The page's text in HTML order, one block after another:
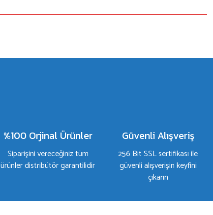
%100 Orjinal Ürünler
Siparişini vereceğiniz tüm
ürünler distribütör garantilidir
Güvenli Alışveriş
256 Bit SSL sertifikası ile
güvenli alışverişin keyfini
çıkarın